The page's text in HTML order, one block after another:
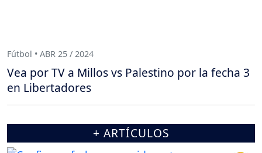
Fútbol • ABR 25 / 2024
Vea por TV a Millos vs Palestino por la fecha 3
en Libertadores
+ ARTÍCULOS